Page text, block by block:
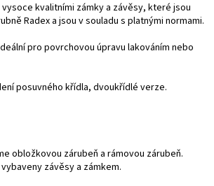
kvalitními zámky a závěsy, které jsou
Radex a jsou v souladu s platnými normami.
pro povrchovou úpravu lakováním nebo
posuvného křídla, dvoukřídlé verze.
obložkovou zárubeň a rámovou zárubeň.
závěsy a zámkem.